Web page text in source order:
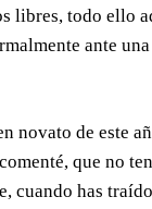
libres, todo ello
ante
novato de este
que no
cuando has